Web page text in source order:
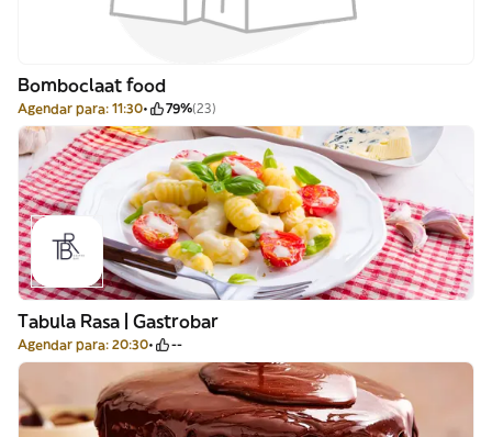
Bomboclaat food
Agendar para: 11:30 79%(23)
Tabula Rasa | Gastrobar
Agendar para: 20:30 --